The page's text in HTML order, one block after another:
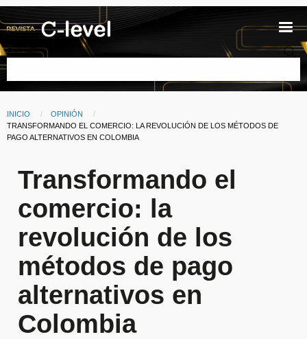
Pasar al contenido principal
Buscar
Ruta de navegación
INICIO
OPINIÓN
CURRENT:
TRANSFORMANDO EL COMERCIO: LA REVOLUCIÓN DE LOS MÉTODOS DE
PAGO ALTERNATIVOS EN COLOMBIA
Transformando el
comercio: la
revolución de los
métodos de pago
alternativos en
Colombia